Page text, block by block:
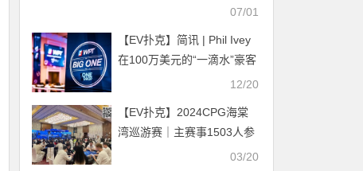
104人进围圈，周苏云227.6
07/01
【EV扑克】简讯 | Phil Ivey
在100万美元的“一滴水”豪客
12/20
【EV扑克】2024CPG海棠
湾巡游赛｜主赛事1503人参
赛542人晋级第二轮 李勇03/20